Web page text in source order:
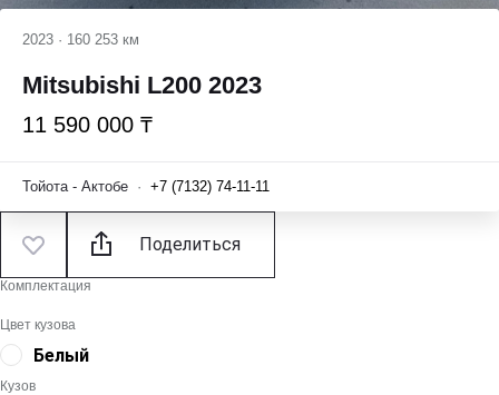
2023 · 160 253 км
Mitsubishi L200 2023
11 590 000 ₸
Тойота - Актобе · +7 (7132) 74-11-11
Поделиться
Комплектация
Цвет кузова
Белый
Кузов